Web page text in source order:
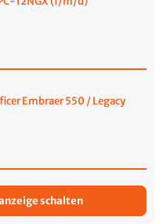
Embraer 550 / Legacy
schalten